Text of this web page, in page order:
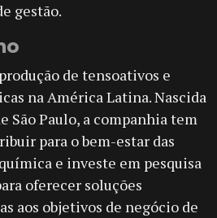
gestão.
de tensoativos e
na América Latina. Nascida
São Paulo, a companhia tem
para o bem-estar das
e investe em pesquisa
oferecer soluções
aos objetivos de negócio de